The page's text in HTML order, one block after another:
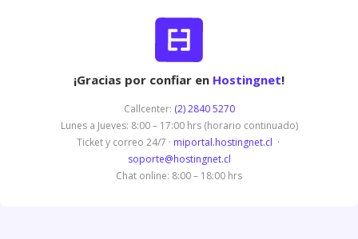
¡Gracias por confiar en Hostingnet!
Callcenter: (2) 2840 5270
Lunes a Jueves: 8:00 – 17:00 hrs (horario continuado)
Ticket y correo 24/7 · miportal.hostingnet.cl ·
soporte@hostingnet.cl
Chat online: 8:00 – 18:00 hrs